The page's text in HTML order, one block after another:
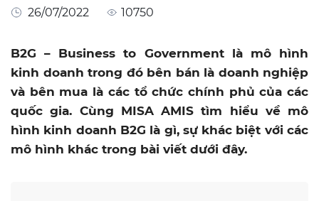
26/07/2022 10750
B2G – Business to Government là mô hình
kinh doanh trong đó bên bán là doanh nghiệp
và bên mua là các tổ chức chính phủ của các
quốc gia. Cùng MISA AMIS tìm hiểu về mô
hình kinh doanh B2G là gì, sự khác biệt với các
mô hình khác trong bài viết dưới đây.